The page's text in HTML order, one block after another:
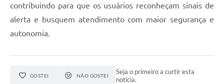
contribuindo para que os usuários reconheçam sinais de
alerta e busquem atendimento com maior segurança e
autonomia.
GOSTEI NÃO GOSTEI
Seja o primeiro a curtir esta
notícia.